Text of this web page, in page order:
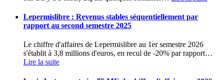
Lepermislibre : Revenus stables séquentiellement par
rapport au second semestre 2025
Le chiffre d'affaires de Lepermislibre au 1er semestre 2026
s'établit à 3,8 millions d'euros, en recul de -20% par rapport…
Lire la suite